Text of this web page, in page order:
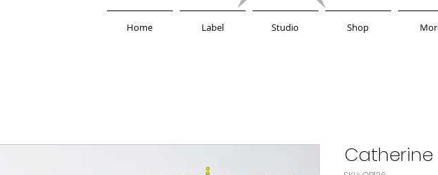
Home Label Studio Shop